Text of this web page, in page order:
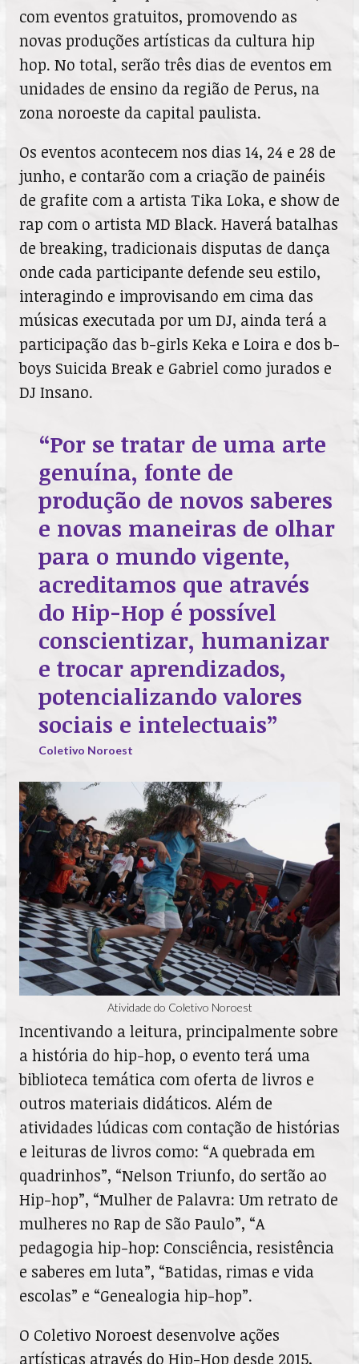
com eventos gratuitos, promovendo as
novas produções artísticas da cultura hip
hop. No total, serão três dias de eventos em
unidades de ensino da região de Perus, na
zona noroeste da capital paulista.
Os eventos acontecem nos dias 14, 24 e 28 de
junho, e contarão com a criação de painéis
de grafite com a artista Tika Loka, e show de
rap com o artista MD Black. Haverá batalhas
de breaking, tradicionais disputas de dança
onde cada participante defende seu estilo,
interagindo e improvisando em cima das
músicas executada por um DJ, ainda terá a
participação das b-girls Keka e Loira e dos b-
boys Suicida Break e Gabriel como jurados e
DJ Insano.
“Por se tratar de uma arte
genuína, fonte de
produção de novos saberes
e novas maneiras de olhar
para o mundo vigente,
acreditamos que através
do Hip-Hop é possível
conscientizar, humanizar
e trocar aprendizados,
potencializando valores
sociais e intelectuais”
Coletivo Noroest
Atividade do Coletivo Noroest
Incentivando a leitura, principalmente sobre
a história do hip-hop, o evento terá uma
biblioteca temática com oferta de livros e
outros materiais didáticos. Além de
atividades lúdicas com contação de histórias
e leituras de livros como: “A quebrada em
quadrinhos”, “Nelson Triunfo, do sertão ao
Hip-hop”, “Mulher de Palavra: Um retrato de
mulheres no Rap de São Paulo”, “A
pedagogia hip-hop: Consciência, resistência
e saberes em luta”, “Batidas, rimas e vida
escolas” e “Genealogia hip-hop”.
O Coletivo Noroest desenvolve ações
artísticas através do Hip-Hop desde 2015,